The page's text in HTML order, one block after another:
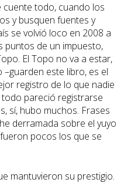
cuente todo, cuando los
y busquen fuentes y
se volvió loco en 2008 a
puntos de un impuesto,
El Topo no va a estar,
este libro, es el
registro de lo que nadie
pareció registrarse
sí, hubo muchos. Frases
derramada sobre el yuyo
pocos los que se
mantuvieron su prestigio.